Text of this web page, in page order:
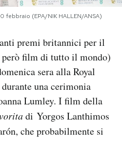
febbraio (EPA/NIK HALLEN/ANSA)
premi britannici per il
però film di tutto il mondo)
sera alla Royal
una cerimonia
Lumley. I film della
di Yorgos Lanthimos
che probabilmente si